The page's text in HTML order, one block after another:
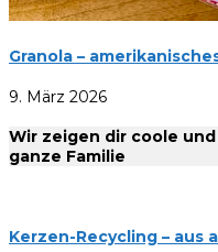
Granola –
9. März 2026
Wir zeigen dir coole
ganze Familie
Kerzen-Recycling – aus